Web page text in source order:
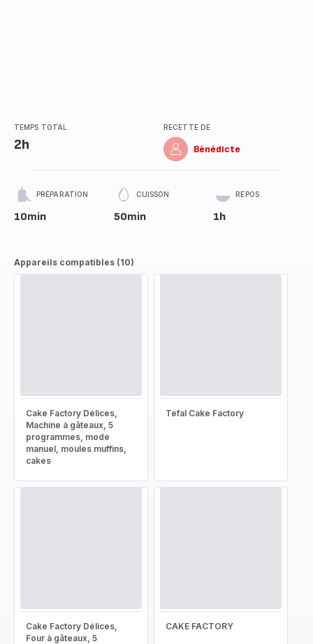
TEMPS TOTAL
2h
RECETTE DE
Bénédicte
PRÉPARATION
10min
CUISSON
50min
REPOS
1h
Appareils compatibles (10)
Cake Factory Délices,
Machine à gâteaux, 5
programmes, mode
manuel, moules muffins,
cakes
Tefal Cake Factory
Cake Factory Délices,
Four à gâteaux, 5
CAKE FACTORY